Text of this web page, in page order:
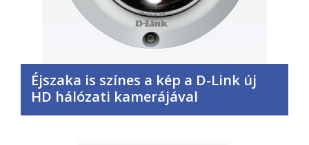
Éjszaka is színes a kép a D-Link új
HD hálózati kamerájával